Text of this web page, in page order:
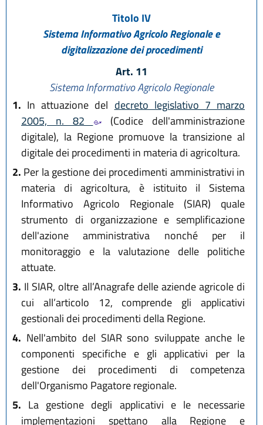
Titolo IV
Sistema Informativo Agricolo Regionale e
digitalizzazione dei procedimenti
Art. 11
Sistema Informativo Agricolo Regionale
1. In attuazione del decreto legislativo 7 marzo
2005, n. 82
(Codice dell'amministrazione
digitale), la Regione promuove la transizione al
digitale dei procedimenti in materia di agricoltura.
2. Per la gestione dei procedimenti amministrativi in
materia di agricoltura, è istituito il Sistema
Informativo Agricolo Regionale (SIAR) quale
strumento di organizzazione e semplificazione
dell'azione amministrativa nonché per il
monitoraggio e la valutazione delle politiche
attuate.
3. Il SIAR, oltre all’Anagrafe delle aziende agricole di
cui all’articolo 12, comprende gli applicativi
gestionali dei procedimenti della Regione.
4. Nell'ambito del SIAR sono sviluppate anche le
componenti specifiche e gli applicativi per la
gestione dei procedimenti di competenza
dell'Organismo Pagatore regionale.
5. La gestione degli applicativi e le necessarie
implementazioni spettano alla Regione e